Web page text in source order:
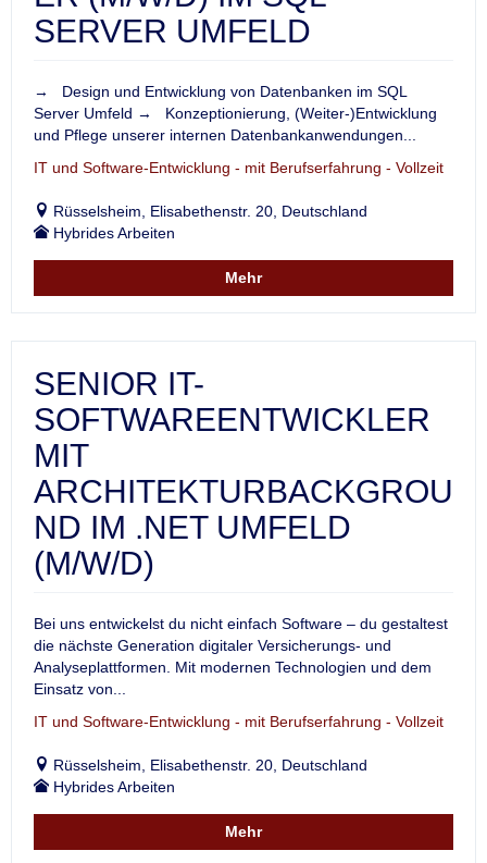
SERVER UMFELD
→ Design und Entwicklung von Datenbanken im SQL
Server Umfeld → Konzeptionierung, (Weiter-)Entwicklung
und Pflege unserer internen Datenbankanwendungen...
IT und Software-Entwicklung - mit Berufserfahrung - Vollzeit
Rüsselsheim, Elisabethenstr. 20, Deutschland
Hybrides Arbeiten
Mehr
SENIOR IT-
SOFTWAREENTWICKLER
MIT
ARCHITEKTURBACKGROU
ND IM .NET UMFELD
(M/W/D)
Bei uns entwickelst du nicht einfach Software – du gestaltest
die nächste Generation digitaler Versicherungs- und
Analyseplattformen. Mit modernen Technologien und dem
Einsatz von...
IT und Software-Entwicklung - mit Berufserfahrung - Vollzeit
Rüsselsheim, Elisabethenstr. 20, Deutschland
Hybrides Arbeiten
Mehr